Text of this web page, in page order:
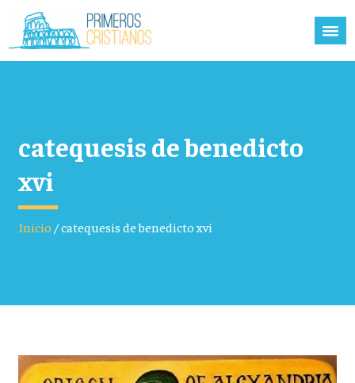
catequesis de benedicto
xvi
Inicio /catequesis de benedicto xvi